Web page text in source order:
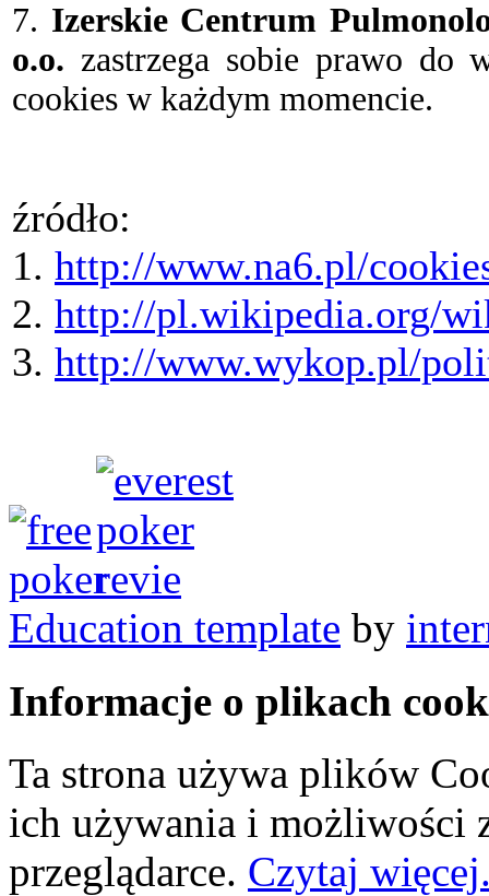
7. Izerskie Centrum
o.o. zastrzega sobie prawo do
cookies w każdym momencie.
źródło:
1. http://www.na6.pl/
2. http://pl.wikipedia.org/
3. http://www.wykop.pl/
Education template by
Informacje o plikach
Ta strona używa plików
ich używania i możliwości
przeglądarce. Czytaj